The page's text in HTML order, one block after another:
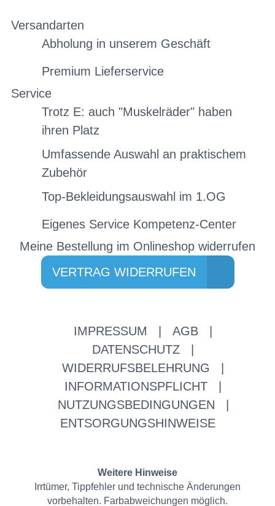
Versandarten
Abholung in unserem Geschäft
Premium Lieferservice
Service
Trotz E: auch "Muskelräder" haben
ihren Platz
Umfassende Auswahl an praktischem
Zubehör
Top-Bekleidungsauswahl im 1.OG
Eigenes Service Kompetenz-Center
Meine Bestellung im Onlineshop widerrufen
VERTRAG WIDERRUFEN
IMPRESSUM AGB
DATENSCHUTZ
WIDERRUFSBELEHRUNG
INFORMATIONSPFLICHT
NUTZUNGSBEDINGUNGEN
ENTSORGUNGSHINWEISE
Weitere Hinweise
Irrtümer, Tippfehler und technische Änderungen
vorbehalten. Farbabweichungen möglich.